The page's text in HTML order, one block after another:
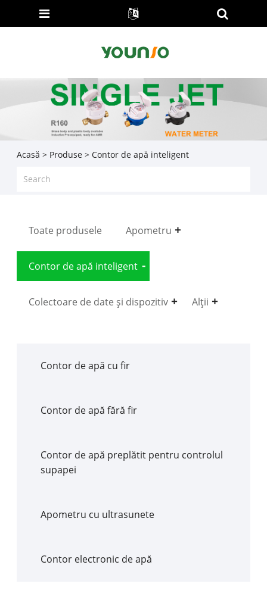
Acasă > Produse> Contor de apă inteligent
Toate produsele Apometru
Contor de apă inteligent
Colectoare de date și dispozitiv Alții
Contor de apă cu fir
Contor de apă fără fir
Contor de apă preplătit pentru controlul
supapei
Apometru cu ultrasunete
Contor electronic de apă